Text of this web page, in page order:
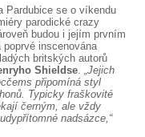
Pardubice se o víkendu
parodické crazy
budou i jejím prvním
inscenována
britských autorů
Shieldse.„Jejich
připomíná styl
Typicky fraškovité
černým, ale vždy
nadsázce,“